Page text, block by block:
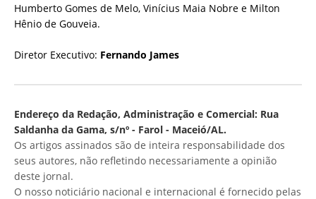
Humberto Gomes de Melo, Vinícius Maia Nobre e Milton
Hênio de Gouveia.
Diretor Executivo: Fernando James
Endereço da Redação, Administração e Comercial: Rua
Saldanha da Gama, s/nº - Farol - Maceió/AL.
Os artigos assinados são de inteira responsabilidade dos
seus autores, não refletindo necessariamente a opinião
deste jornal.
O nosso noticiário nacional e internacional é fornecido pelas